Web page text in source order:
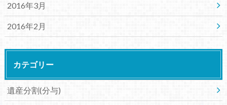
2016年3月
2016年2月
カテゴリー
遺産分割(分与)